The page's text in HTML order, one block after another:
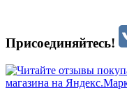
Присоединяйтесь!